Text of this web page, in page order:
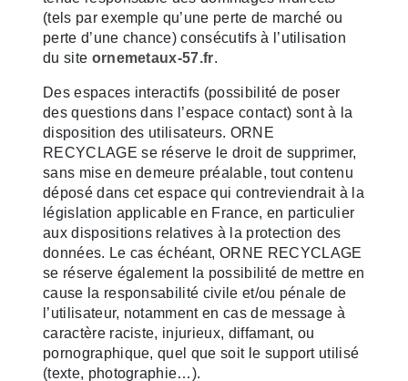
(tels par exemple qu’une perte de marché ou
perte d’une chance) consécutifs à l’utilisation
du site ornemetaux-57.fr.
Des espaces interactifs (possibilité de poser
des questions dans l’espace contact) sont à la
disposition des utilisateurs. ORNE
RECYCLAGE se réserve le droit de supprimer,
sans mise en demeure préalable, tout contenu
déposé dans cet espace qui contreviendrait à la
législation applicable en France, en particulier
aux dispositions relatives à la protection des
données. Le cas échéant, ORNE RECYCLAGE
se réserve également la possibilité de mettre en
cause la responsabilité civile et/ou pénale de
l’utilisateur, notamment en cas de message à
caractère raciste, injurieux, diffamant, ou
pornographique, quel que soit le support utilisé
(texte, photographie…).